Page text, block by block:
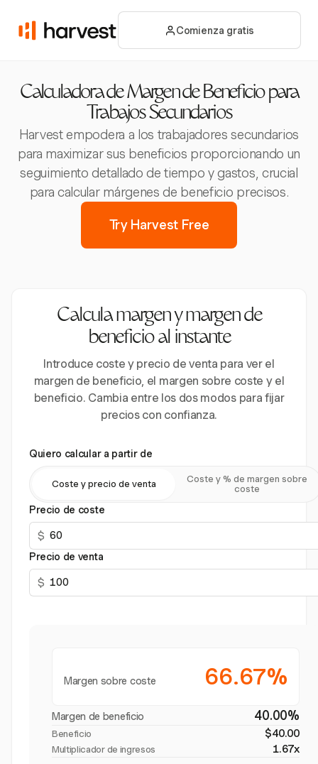
Comienza gratis
Calculadora de Margen de Beneficio para
Trabajos Secundarios
Harvest empodera a los trabajadores secundarios
para maximizar sus beneficios proporcionando un
seguimiento detallado de tiempo y gastos, crucial
para calcular márgenes de beneficio precisos.
Try Harvest Free
Calcula margen y margen de
beneficio al instante
Introduce coste y precio de venta para ver el
margen de beneficio, el margen sobre coste y el
beneficio. Cambia entre los dos modos para fijar
precios con confianza.
Quiero calcular a partir de
Coste y precio de venta
Coste y % de margen sobre
coste
Precio de coste
$
Precio de venta
$
Margen sobre coste 66.67%
Margen de beneficio 40.00%
Beneficio $40.00
Multiplicador de ingresos 1.67x